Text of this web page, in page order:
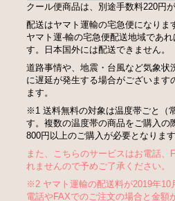
クール便商品は、別途手数料220円
配送はヤマト運輸の宅急便になりま
ヤマト運-輸の宅急便配送地域であ
す。日本国外には配送できません。
道路事情や、地震・台風など気象状
に遅延が発生する場合がございます
ます。
※1 送料無料の対象は温度帯ごと（
す。複数の温度帯の商品をご購入の
800円以上のご購入が必要となりま
また、こちらのサービスはお電話、
れませんので予めご了承ください。
※2 ヤマト運輸の配送料が2019年10
電話やFAXでのご注文の場合と金額